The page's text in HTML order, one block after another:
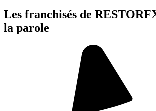
Les franchisés de
la parole